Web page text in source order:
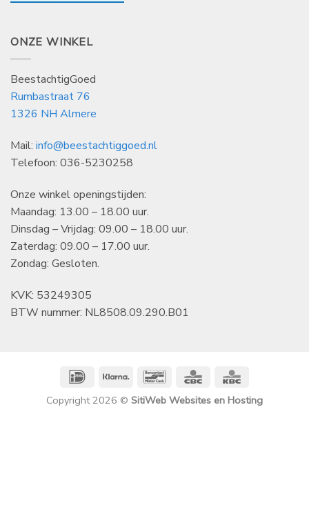
ONZE WINKEL
BeestachtigGoed
Rumbastraat 76
1326 NH Almere
Mail: info@beestachtiggoed.nl
Telefoon: 036-5230258
Onze winkel openingstijden:
Maandag: 13.00 – 18.00 uur.
Dinsdag – Vrijdag: 09.00 – 18.00 uur.
Zaterdag: 09.00 – 17.00 uur.
Zondag: Gesloten.
KVK: 53249305
BTW nummer: NL8508.09.290.B01
IDeal Klarna BancontactCBC
Copyright 2026 © SitiWeb Websites en Hosting